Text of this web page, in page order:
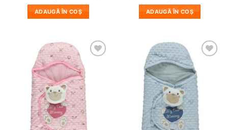
ADAUGĂ ÎN COȘ ADAUGĂ ÎN COȘ
Adauga
wishlist!
Adauga
wishlist!